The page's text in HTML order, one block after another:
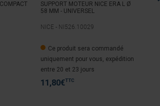
SUPPORT MOTEUR NICE ERA L Ø
58 MM - UNIVERSEL
NICE - NI526.10029
Ce produit sera commandé
uniquement pour vous, expédition
entre 20 et 23 jours
11,80€TTC